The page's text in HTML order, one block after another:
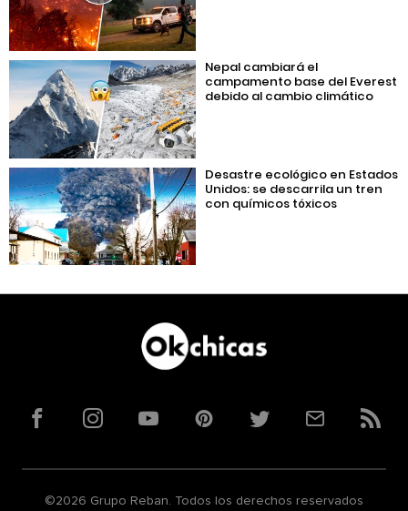
Nepal cambiará el
campamento base del Everest
debido al cambio climático
Desastre ecológico en Estados
Unidos: se descarrila un tren
con químicos tóxicos
FacebookInstagramYouTubePinterestTwitterCorreoRSS
©2026 Grupo Reban. Todos los derechos reservados